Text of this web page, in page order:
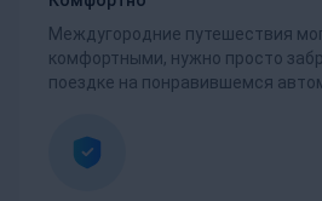
Междугородние путешествия
комфортными, нужно просто
поездке на понравившемся